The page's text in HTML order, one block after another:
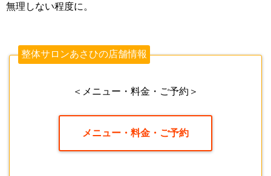
無理しない程度に。
整体サロンあさひの店舗情報
＜メニュー・料金・ご予約＞
メニュー・料金・ご予約